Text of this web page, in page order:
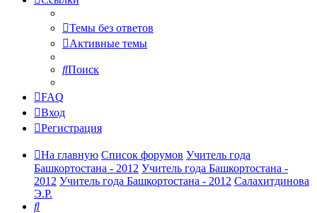
Темы без ответов
Активные темы
Поиск
FAQ
Вход
Регистрация
На главную Список форумов Учитель года
Башкортостана - 2012 Учитель года Башкортостана -
2012 Учитель года Башкортостана - 2012 Салахитдинова
Э.Р.
Поиск